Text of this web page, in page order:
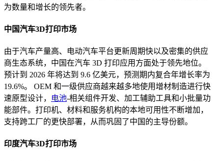
为数量和增长的领先者。
中国汽车3D打印市场
由于汽车产量高、电动汽车平台更新周期快以及密集的供应
商生态系统，中国在汽车 3D 打印应用方面处于领先地位。
预计到 2026 年将达到 9.6 亿美元，预测期内复合年增长率为
19.6%。 OEM 和一级供应商越来越多地使用增材制造进行快
速原型设计，
电池-相关组件开发、加工辅助工具和小批量功
能部件。打印机、材料和服务机构的本地可用性不断增加，
支持跨工厂的更快部署，从而巩固了中国的主导份额。
印度汽车3D打印市场